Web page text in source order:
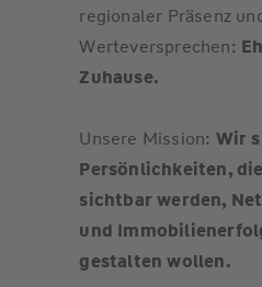
regionaler Präsenz
Werteversprechen:
Zuhause.
Unsere Mission: Wir
Persönlichkeiten,
sichtbar werden,
und
gestalten wollen.